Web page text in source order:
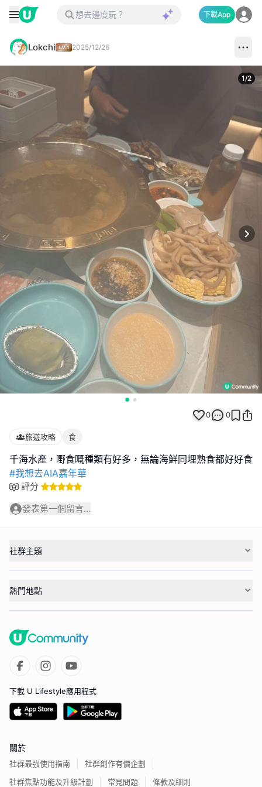
下載App
Lokchi 2025/12/26
1/2
0 0
旅遊攻略 食
#我想去AIA嘉年華
評分
發表第一個留言...
社群主題
熱門地點
下載 U Lifestyle應用程式
關於
社群最強使用指南
社群創作有價企劃
社群焦點功能及升級計劃
常見問題 條款及細則